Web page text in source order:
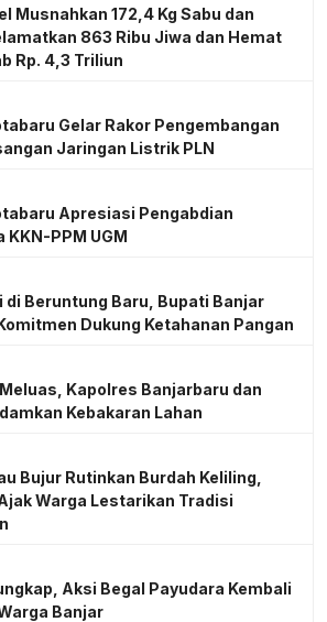
Musnahkan 172,4 Kg Sabu dan
863 Ribu Jiwa dan Hemat
Rp. 4,3 Triliun
Gelar Rakor Pengembangan
Jaringan Listrik PLN
Apresiasi Pengabdian
KKN-PPM UGM
di Beruntung Baru, Bupati Banjar
Dukung Ketahanan Pangan
Kapolres Banjarbaru dan
Kebakaran Lahan
Bujur Rutinkan Burdah Keliling,
Warga Lestarikan Tradisi
Aksi Begal Payudara Kembali
Banjar